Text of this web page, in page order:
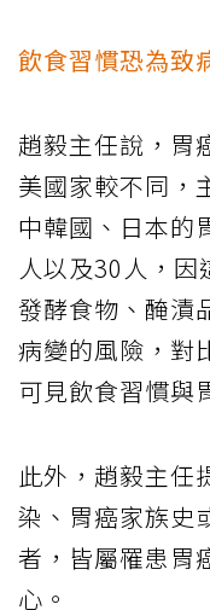
飲食習慣恐為致
趙毅主任說，胃
美國家較不同，
中韓國、日本的
人以及30人，
發酵食物、醃漬
病變的風險，對
可見飲食習慣與
此外，趙毅主任
染、胃癌家族史
者，皆屬罹患胃
心。